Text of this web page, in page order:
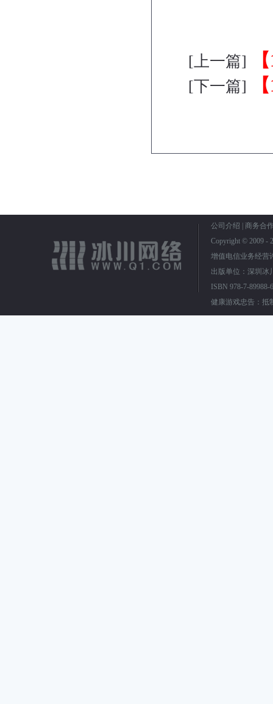
[上一篇]
[下一篇]
公司介绍
商务合
Copyright © 2009 -
增值电信业务经营
出版单位：深圳冰
ISBN 978-7-
健康游戏忠告：抵